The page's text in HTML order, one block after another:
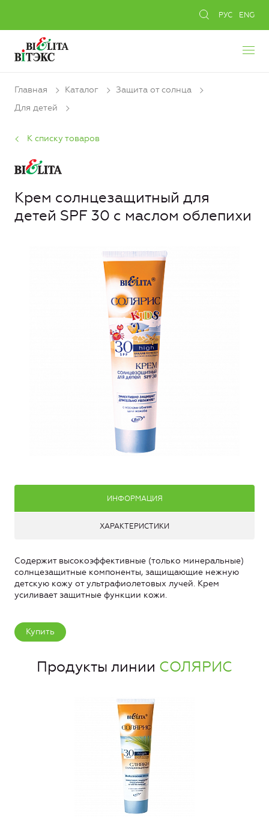
РУС ENG
Главная Каталог
Защита от солнца
Для детей
К списку товаров
Крем солнцезащитный для
детей SPF 30 с маслом облепихи
ИНФОРМАЦИЯ
ХАРАКТЕРИСТИКИ
Содержит высокоэффективные (только минеральные)
солнцезащитные компоненты, защищающие нежную
детскую кожу от ультрафиолетовых лучей. Крем
усиливает защитные функции кожи.
Купить
Продукты линии СОЛЯРИС